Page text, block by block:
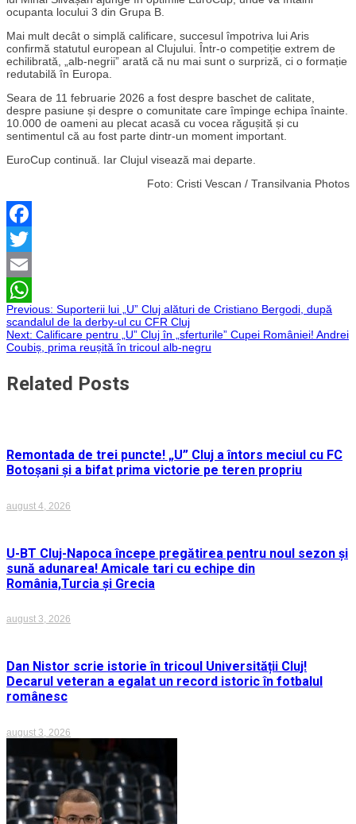
ocupanta locului 3 din Grupa B.
Mai mult decât o simplă calificare, succesul împotriva lui Aris
confirmă statutul european al Clujului. Într-o competiție extrem de
echilibrată, „alb-negrii” arată că nu mai sunt o surpriză, ci o formație
redutabilă în Europa.
Seara de 11 februarie 2026 a fost despre baschet de calitate,
despre pasiune și despre o comunitate care împinge echipa înainte.
10.000 de oameni au plecat acasă cu vocea răgușită și cu
sentimentul că au fost parte dintr-un moment important.
EuroCup continuă. Iar Clujul visează mai departe.
Foto: Cristi Vescan / Transilvania Photos
Facebook
Twitter
Email
WhatsApp
Navigare
în
articole
Previous: Suporterii lui „U” Cluj alături de Cristiano Bergodi, după
scandalul de la derby-ul cu CFR Cluj
Next: Calificare pentru „U” Cluj în „sferturile” Cupei României! Andrei
Coubiș, prima reușită în tricoul alb-negru
Related Posts
Remontada de trei puncte! „U” Cluj a întors meciul cu FC
Botoșani și a bifat prima victorie pe teren propriu
august 4, 2026
U-BT Cluj-Napoca începe pregătirea pentru noul sezon și
sună adunarea! Amicale tari cu echipe din
România,Turcia și Grecia
august 3, 2026
Dan Nistor scrie istorie în tricoul Universității Cluj!
Decarul veteran a egalat un record istoric în fotbalul
românesc
august 3, 2026